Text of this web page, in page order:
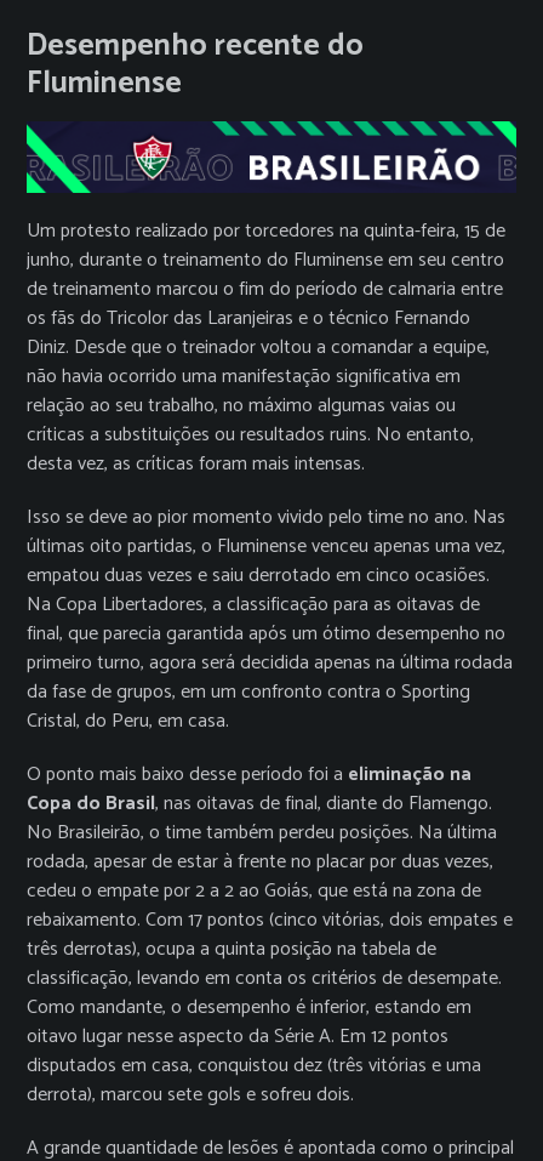
Desempenho recente do
Fluminense
Um protesto realizado por torcedores na quinta-feira, 15 de
junho, durante o treinamento do Fluminense em seu centro
de treinamento marcou o fim do período de calmaria entre
os fãs do Tricolor das Laranjeiras e o técnico Fernando
Diniz. Desde que o treinador voltou a comandar a equipe,
não havia ocorrido uma manifestação significativa em
relação ao seu trabalho, no máximo algumas vaias ou
críticas a substituições ou resultados ruins. No entanto,
desta vez, as críticas foram mais intensas.
Isso se deve ao pior momento vivido pelo time no ano. Nas
últimas oito partidas, o Fluminense venceu apenas uma vez,
empatou duas vezes e saiu derrotado em cinco ocasiões.
Na Copa Libertadores, a classificação para as oitavas de
final, que parecia garantida após um ótimo desempenho no
primeiro turno, agora será decidida apenas na última rodada
da fase de grupos, em um confronto contra o Sporting
Cristal, do Peru, em casa.
O ponto mais baixo desse período foi a eliminação na
Copa do Brasil, nas oitavas de final, diante do Flamengo.
No Brasileirão, o time também perdeu posições. Na última
rodada, apesar de estar à frente no placar por duas vezes,
cedeu o empate por 2 a 2 ao Goiás, que está na zona de
rebaixamento. Com 17 pontos (cinco vitórias, dois empates e
três derrotas), ocupa a quinta posição na tabela de
classificação, levando em conta os critérios de desempate.
Como mandante, o desempenho é inferior, estando em
oitavo lugar nesse aspecto da Série A. Em 12 pontos
disputados em casa, conquistou dez (três vitórias e uma
derrota), marcou sete gols e sofreu dois.
A grande quantidade de lesões é apontada como o principal